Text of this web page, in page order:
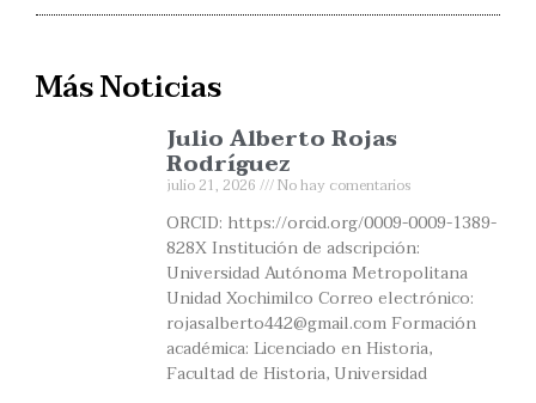
Más Noticias
Julio Alberto Rojas
Rodríguez
julio 21, 2026 No hay comentarios
ORCID: https://orcid.org/0009-0009-1389-
828X Institución de adscripción:
Universidad Autónoma Metropolitana
Unidad Xochimilco Correo electrónico:
rojasalberto442@gmail.com Formación
académica: Licenciado en Historia,
Facultad de Historia, Universidad